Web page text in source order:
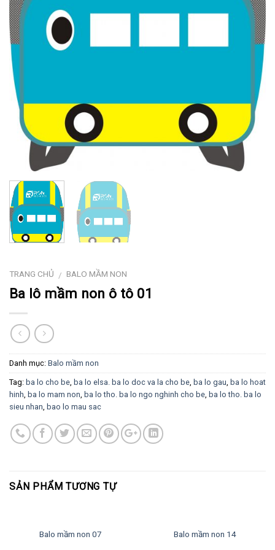
TRANG CHỦ / BALO MẦM NON
Ba lô mầm non ô tô 01
Danh mục: Balo mầm non
Tag: ba lo cho be ba lo elsa. ba lo doc va la cho be ba lo gau ba lo hoat
hinh ba lo mam non ba lo tho. ba lo ngo nghinh cho be ba lo tho. ba lo
sieu nhan bao lo mau sac
SẢN PHẨM TƯƠNG TỰ
Balo mầm non 07 Balo mầm non 14